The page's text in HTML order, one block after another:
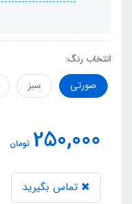
انتخاب رنگ:
صورتی
سبز
250,000 تومان
تماس بگیرید